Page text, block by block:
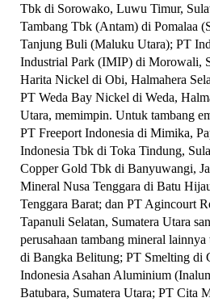
Tbk di Sorowako, Luwu Timur,
Tambang Tbk (Antam) di Pomalaa
Tanjung Buli (Maluku Utara); PT
Industrial Park (IMIP) di Morowali,
Harita Nickel di Obi, Halmahera
PT Weda Bay Nickel di Weda,
Utara, memimpin. Untuk tambang
PT Freeport Indonesia di Mimika,
Indonesia Tbk di Toka Tindung,
Copper Gold Tbk di Banyuwangi,
Mineral Nusa Tenggara di Batu
Tenggara Barat; dan PT Agincourt
Tapanuli Selatan, Sumatera Utara
perusahaan tambang mineral
di Bangka Belitung; PT Smelting di
Indonesia Asahan Aluminium
Batubara, Sumatera Utara; PT Cita